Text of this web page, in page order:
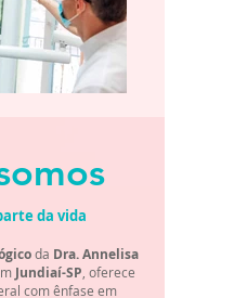
da vida
da Dra. Annelisa
Jundiaí-SP , oferece
com ênfase em